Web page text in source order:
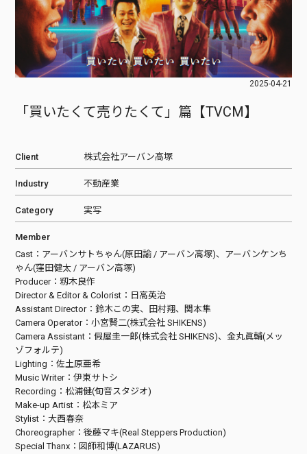
2025-04-21
「買いたくて売りたくて」篇【TVCM】
Client 株式会社アーバン高塚
Industry 不動産業
Category 実写
Member
Cast：アーバンサトちゃん(原田諭 / アーバン高塚)、アーバンケンち
ゃん(窪田健太 / アーバン高塚)
Producer：籾木良作
Director & Editor & Colorist：日高英治
Assistant Director：鈴木この実、田村翔、関本隼
Camera Operator：小宮賢二(株式会社 SHIKENS)
Camera Assistant：假屋圭一郎(株式会社 SHIKENS)、金丸眞輔(メッ
ゾフォルテ)
Lighting：佐土原亜希
Music Writer：伊東サトシ
Recording：松浦健(旬音スタジオ)
Make-up Artist：松本ミア
Stylist：大西春奈
Choreographer：後藤マキ(Real Steppers Production)
Special Thanx：図師和博(LAZARUS)